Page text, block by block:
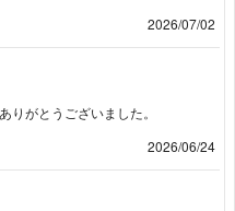
2026/07/02
りがとうございました。
2026/06/24